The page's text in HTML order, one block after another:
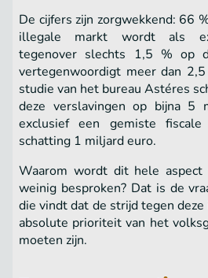
De cijfers zijn zorgwekkend: 66
illegale markt wordt als
tegenover slechts 1,5 % op
vertegenwoordigt meer dan
studie van het bureau Astéres
deze verslavingen op bijna 5
exclusief een gemiste
schatting 1 miljard euro.
Waarom wordt dit hele
weinig besproken? Dat is de
die vindt dat de strijd tegen
absolute prioriteit van het
moeten zijn.